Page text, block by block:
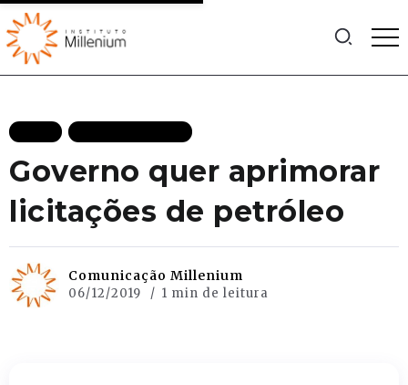
Governo quer aprimorar
licitações de petróleo
Comunicação Millenium
06/12/2019 1 min de leitura